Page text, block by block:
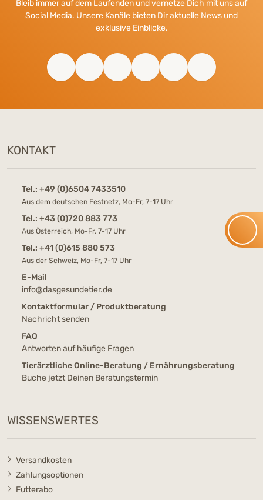
Bleib immer auf dem Laufenden und vernetze Dich mit uns auf
Social Media. Unsere Kanäle bieten Dir aktuelle News und
exklusive Einblicke.
KONTAKT
Tel.: +49 (0)6504 7433510
Aus dem deutschen Festnetz, Mo-Fr, 7-17 Uhr
Tel.: +43 (0)720 883 773
Aus Österreich, Mo-Fr, 7-17 Uhr
Tel.: +41 (0)615 880 573
Aus der Schweiz, Mo-Fr, 7-17 Uhr
E-Mail
info@dasgesundetier.de
Kontaktformular / Produktberatung
Nachricht senden
FAQ
Antworten auf häufige Fragen
Tierärztliche Online-Beratung / Ernährungsberatung
Buche jetzt Deinen Beratungstermin
WISSENSWERTES
Versandkosten
Zahlungsoptionen
Futterabo